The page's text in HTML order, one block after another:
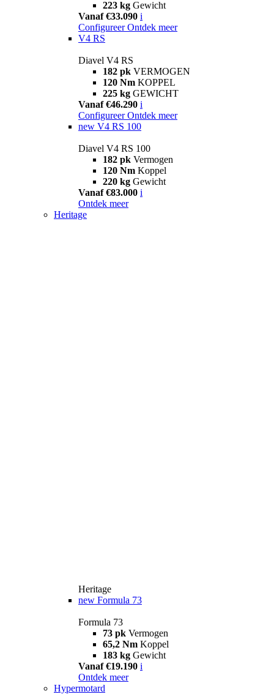
223 kg Gewicht
Vanaf €33.090 i
Configureer Ontdek meer
V4 RS
Diavel V4 RS
182 pk VERMOGEN
120 Nm KOPPEL
225 kg GEWICHT
Vanaf €46.290 i
Configureer Ontdek meer
new V4 RS 100
Diavel V4 RS 100
182 pk Vermogen
120 Nm Koppel
220 kg Gewicht
Vanaf €83.000 i
Ontdek meer
Heritage
Heritage
new Formula 73
Formula 73
73 pk Vermogen
65,2 Nm Koppel
183 kg Gewicht
Vanaf €19.190 i
Ontdek meer
Hypermotard